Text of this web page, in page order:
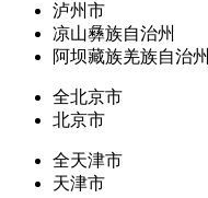
泸州市
凉山彝族自治州
阿坝藏族羌族自治州
全北京市
北京市
全天津市
天津市